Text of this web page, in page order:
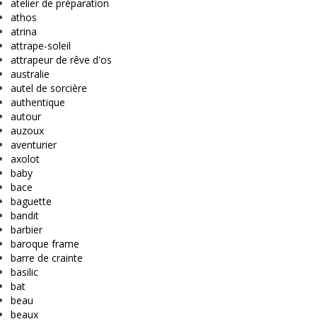
atelier de préparation
athos
atrina
attrape-soleil
attrapeur de rêve d'os
australie
autel de sorcière
authentique
autour
auzoux
aventurier
axolot
baby
bace
baguette
bandit
barbier
baroque frame
barre de crainte
basilic
bat
beau
beaux